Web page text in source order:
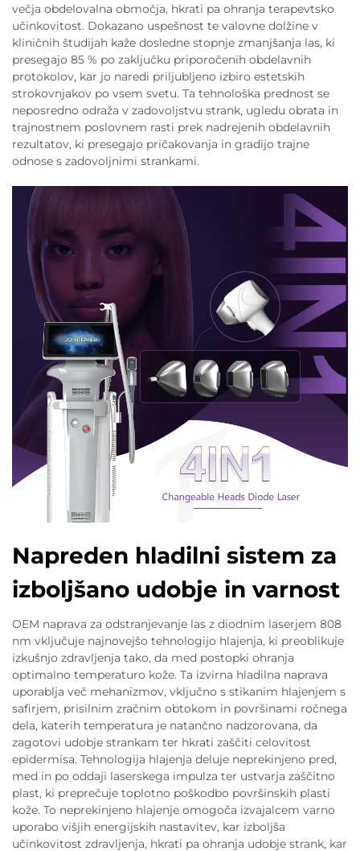
večja obdelovalna območja, hkrati pa ohranja terapevtsko
učinkovitost. Dokazano uspešnost te valovne dolžine v
kliničnih študijah kaže dosledne stopnje zmanjšanja las, ki
presegajo 85 % po zaključku priporočenih obdelavnih
protokolov, kar jo naredi priljubljeno izbiro estetskih
strokovnjakov po vsem svetu. Ta tehnološka prednost se
neposredno odraža v zadovoljstvu strank, ugledu obrata in
trajnostnem poslovnem rasti prek nadrejenih obdelavnih
rezultatov, ki presegajo pričakovanja in gradijo trajne
odnose s zadovoljnimi strankami.
Napreden hladilni sistem za
izboljšano udobje in varnost
OEM naprava za odstranjevanje las z diodnim laserjem 808
nm vključuje najnovejšo tehnologijo hlajenja, ki preoblikuje
izkušnjo zdravljenja tako, da med postopki ohranja
optimalno temperaturo kože. Ta izvirna hladilna naprava
uporablja več mehanizmov, vključno s stikanim hlajenjem s
safirjem, prisilnim zračnim obtokom in površinami ročnega
dela, katerih temperatura je natančno nadzorovana, da
zagotovi udobje strankam ter hkrati zaščiti celovitost
epidermisa. Tehnologija hlajenja deluje neprekinjeno pred,
med in po oddaji laserskega impulza ter ustvarja zaščitno
plast, ki preprečuje toplotno poškodbo površinskih plasti
kože. To neprekinjeno hlajenje omogoča izvajalcem varno
uporabo višjih energijskih nastavitev, kar izboljša
učinkovitost zdravljenja, hkrati pa ohranja udobje strank, kar